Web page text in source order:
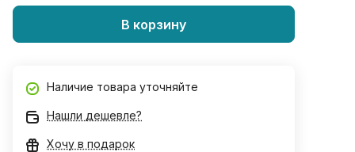
В корзину
Наличие товара уточняйте
Нашли дешевле?
Хочу в подарок